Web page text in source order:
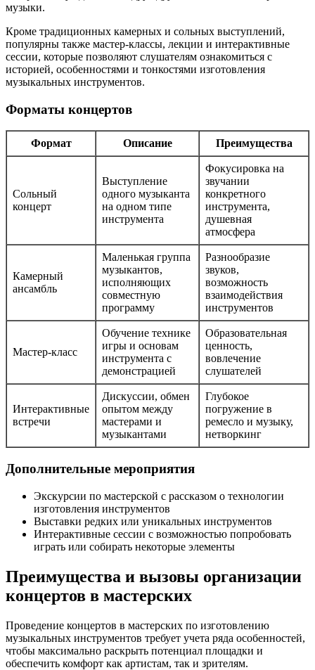
музыки.
Кроме традиционных камерных и сольных выступлений,
популярны также мастер-классы, лекции и интерактивные
сессии, которые позволяют слушателям ознакомиться с
историей, особенностями и тонкостями изготовления
музыкальных инструментов.
Форматы концертов
Формат Описание Преимущества
Сольный
концерт
Выступление
одного музыканта
на одном типе
инструмента
Фокусировка на
звучании
конкретного
инструмента,
душевная
атмосфера
Камерный
ансамбль
Маленькая группа
музыкантов,
исполняющих
совместную
программу
Разнообразие
звуков,
возможность
взаимодействия
инструментов
Мастер-класс
Обучение технике
игры и основам
инструмента с
демонстрацией
Образовательная
ценность,
вовлечение
слушателей
Интерактивные
встречи
Дискуссии, обмен
опытом между
мастерами и
музыкантами
Глубокое
погружение в
ремесло и музыку,
нетворкинг
Дополнительные мероприятия
Экскурсии по мастерской с рассказом о технологии
изготовления инструментов
Выставки редких или уникальных инструментов
Интерактивные сессии с возможностью попробовать
играть или собирать некоторые элементы
Преимущества и вызовы организации
концертов в мастерских
Проведение концертов в мастерских по изготовлению
музыкальных инструментов требует учета ряда особенностей,
чтобы максимально раскрыть потенциал площадки и
обеспечить комфорт как артистам, так и зрителям.